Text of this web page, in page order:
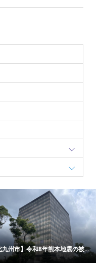
文庫で平和を願う「戦争映画...